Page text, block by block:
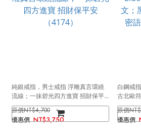
純銀戒指，男士戒指 浮雕真言環繞
流線；一抹碧光四方進寶 招財保平
安（4174）
NT$4,700
NT$3,750
白鋼戒
古北歐
密語（